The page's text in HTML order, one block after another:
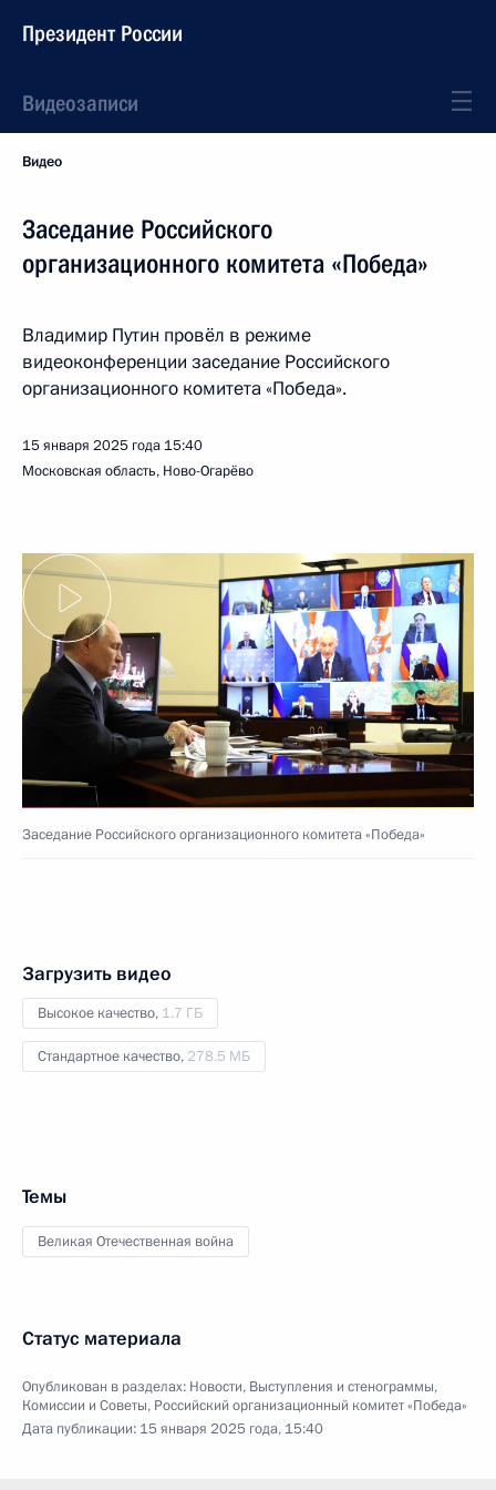
Президент России
Видеозаписи
Видео
Заседание Российского
организационного комитета «Победа»
Владимир Путин провёл в режиме
видеоконференции заседание Российского
организационного комитета «Победа».
15 января 2025 года 15:40
Московская область, Ново-Огарёво
Заседание Российского организационного комитета «Победа»
Загрузить видео
Высокое качество, 1.7 ГБ
Стандартное качество, 278.5 МБ
Темы
Великая Отечественная война
Статус материала
Опубликован в разделах: Новости, Выступления и стенограммы,
Комиссии и Советы, Российский организационный комитет «Победа»
Дата публикации: 15 января 2025 года, 15:40